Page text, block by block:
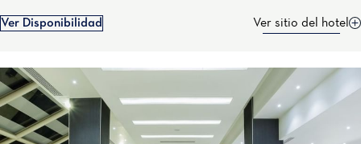
Ver Disponibilidad Ver sitio del hotel